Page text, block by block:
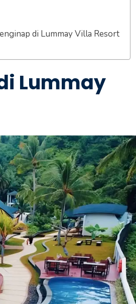
di Lummay Villa Resort
Lummay